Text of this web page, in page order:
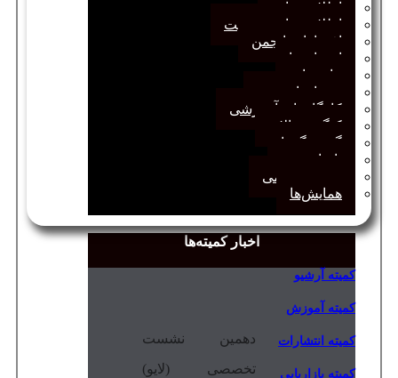
اطلاعیه‌ها
اطلاعیه‌های عضویت
افتخارات انجمن
انتصاب‌ها
بیانیه‌ها
رویدادهای مهم
کارگاه‌های آموزشی
کنگره سالانه
گفت‌وگوها
یادداشت
مجمع عمومی
همایش‌ها
اخبار کمیته‌ها
کمیته آرشیو
کمیته آموزش
کمیته انتشارات
کمیته بازاریابی
دهمین نشست
تخصصی (لایو)